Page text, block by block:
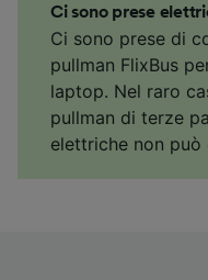
Ci sono prese
Ci sono prese di
pullman FlixBus
laptop. Nel raro
pullman di terze
elettriche non può